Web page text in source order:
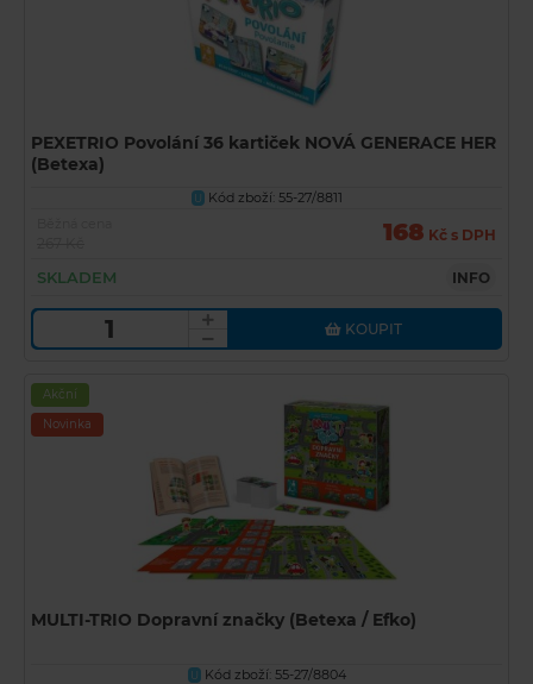
PEXETRIO Povolání 36 kartiček NOVÁ GENERACE HER
(Betexa)
U Kód zboží: 55-27/8811
168 Kč s DPH
SKLADEM INFO
KOUPIT
Akční
Novinka
MULTI-TRIO Dopravní značky (Betexa / Efko)
U Kód zboží: 55-27/8804